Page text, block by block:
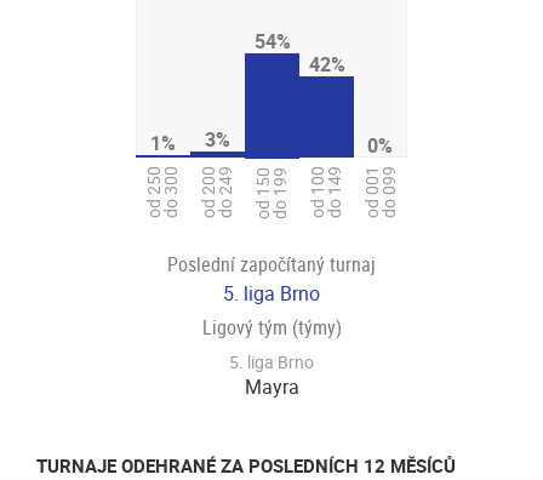
1%
od 250do 300
3%
od 200do 249
54%
od 150do 199
42%
od 100do 149
0%
od 001do 099
Poslední započítaný turnaj
5. liga Brno
Ligový tým (týmy)
5. liga Brno
Mayra
TURNAJE ODEHRANÉ ZA POSLEDNÍCH 12 MĚSÍCŮ